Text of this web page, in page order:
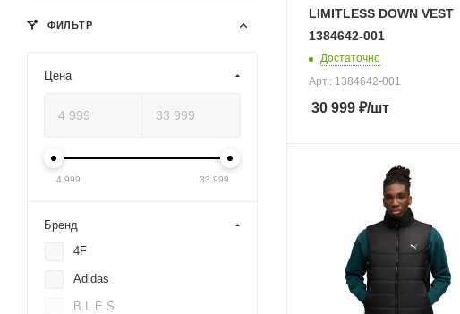
LIMITLESS DOWN VEST
1384642-001
Достаточно
Арт.: 1384642-001
30 999 ₽/шт
ФИЛЬТР
Цена
4 999 33 999
Бренд
4F
Adidas
B.L.E.S